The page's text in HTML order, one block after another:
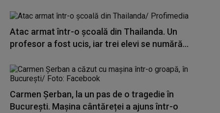
Atac armat într-o școală din Thailanda. Un
profesor a fost ucis, iar trei elevi se numără...
Carmen Șerban, la un pas de o tragedie în
București. Mașina cântăreței a ajuns într-o